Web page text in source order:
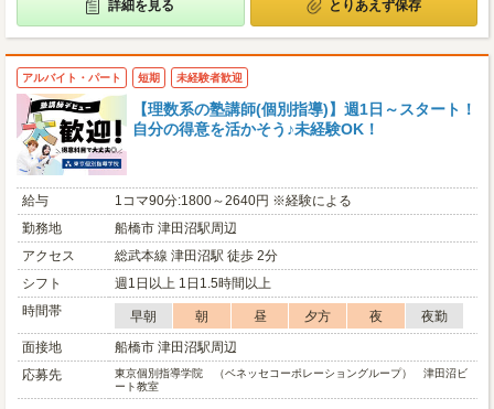
詳細を見る とりあえず保存
アルバイト・パート 短期 未経験者歓迎
【理数系の塾講師(個別指導)】週1日～スタート！
自分の得意を活かそう♪未経験OK！
給与
1コマ90分:1800～2640円 ※経験による
勤務地
船橋市 津田沼駅周辺
アクセス
総武本線 津田沼駅 徒歩 2分
シフト
週1日以上 1日1.5時間以上
時間帯
早朝 朝 昼 夕方 夜
夜勤
面接地
船橋市 津田沼駅周辺
応募先
東京個別指導学院 （ベネッセコーポレーショングループ） 津田沼ビ
ート教室